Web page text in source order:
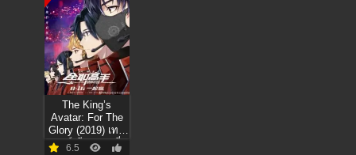
The King’s
Avatar: For The
Glory (2019) เทพ
ยุทธ์เซียนกลอรี่
6.5